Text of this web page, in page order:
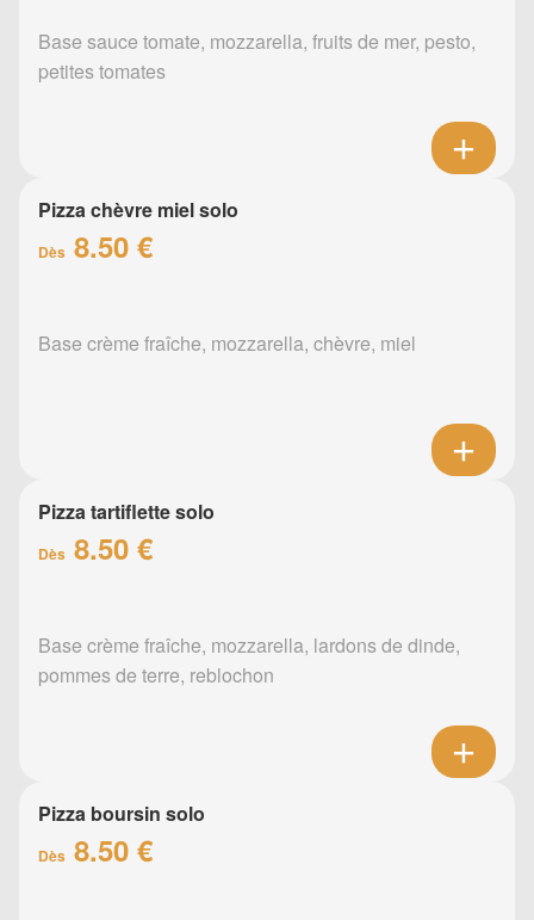
Base sauce tomate, mozzarella, fruits de mer, pesto,
petites tomates
Pizza chèvre miel solo
Dès 8.50 €
Base crème fraîche, mozzarella, chèvre, miel
Pizza tartiflette solo
Dès 8.50 €
Base crème fraîche, mozzarella, lardons de dinde,
pommes de terre, reblochon
Pizza boursin solo
Dès 8.50 €